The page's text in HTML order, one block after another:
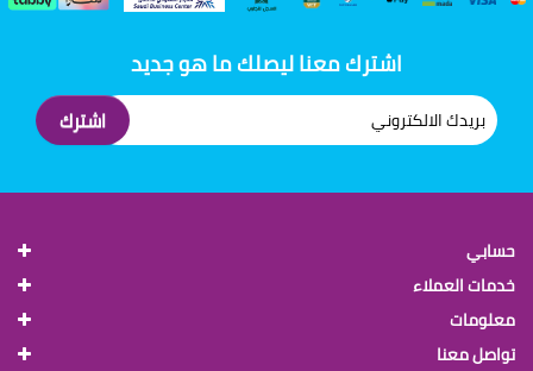
اشترك معنا ليصلك ما هو جديد
اشترك
حسابي
خدمات العملاء
معلومات
تواصل معنا